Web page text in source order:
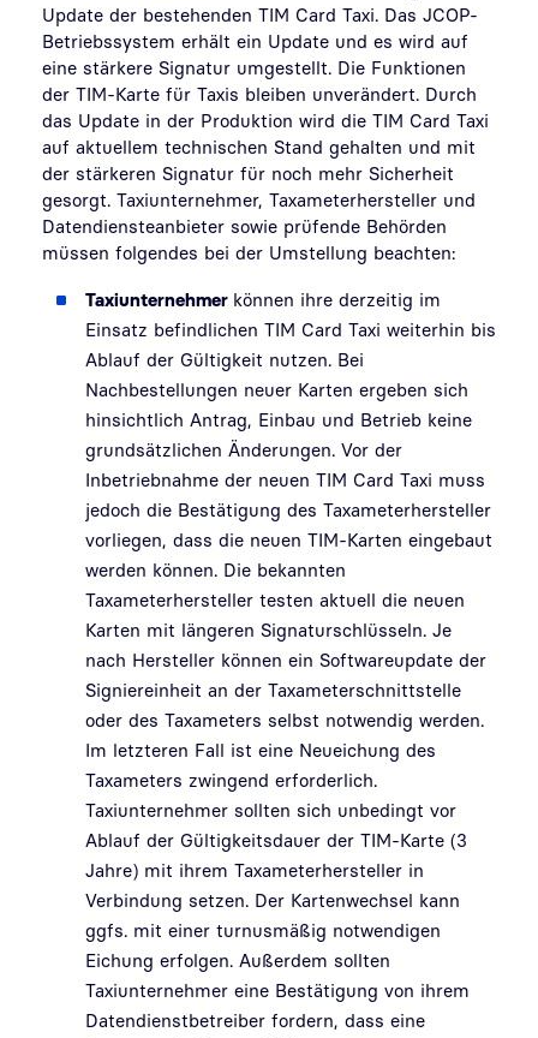
Update der bestehenden TIM Card Taxi. Das JCOP-
Betriebssystem erhält ein Update und es wird auf
eine stärkere Signatur umgestellt. Die Funktionen
der TIM-Karte für Taxis bleiben unverändert. Durch
das Update in der Produktion wird die TIM Card Taxi
auf aktuellem technischen Stand gehalten und mit
der stärkeren Signatur für noch mehr Sicherheit
gesorgt. Taxiunternehmer, Taxameterhersteller und
Datendiensteanbieter sowie prüfende Behörden
müssen folgendes bei der Umstellung beachten:
Taxiunternehmer können ihre derzeitig im
Einsatz befindlichen TIM Card Taxi weiterhin bis
Ablauf der Gültigkeit nutzen. Bei
Nachbestellungen neuer Karten ergeben sich
hinsichtlich Antrag, Einbau und Betrieb keine
grundsätzlichen Änderungen. Vor der
Inbetriebnahme der neuen TIM Card Taxi muss
jedoch die Bestätigung des Taxameterhersteller
vorliegen, dass die neuen TIM-Karten eingebaut
werden können. Die bekannten
Taxameterhersteller testen aktuell die neuen
Karten mit längeren Signaturschlüsseln. Je
nach Hersteller können ein Softwareupdate der
Signiereinheit an der Taxameterschnittstelle
oder des Taxameters selbst notwendig werden.
Im letzteren Fall ist eine Neueichung des
Taxameters zwingend erforderlich.
Taxiunternehmer sollten sich unbedingt vor
Ablauf der Gültigkeitsdauer der TIM-Karte (3
Jahre) mit ihrem Taxameterhersteller in
Verbindung setzen. Der Kartenwechsel kann
ggfs. mit einer turnusmäßig notwendigen
Eichung erfolgen. Außerdem sollten
Taxiunternehmer eine Bestätigung von ihrem
Datendienstbetreiber fordern, dass eine